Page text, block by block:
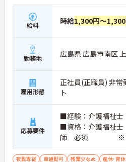
給料 時給1,300円～
勤務地 広島県 広島市南区
雇用形態
正社員(正職員) 非常
ト
応募要件
■経験：介護福祉
■資格：介護
師 必須 ※いず
で可 普通自動車運転免許（AT限定
可） 必須
夜勤専従 車通勤可 残業少なめ
産休･育